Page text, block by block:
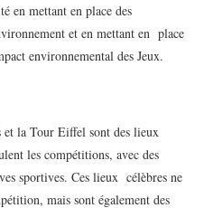
en mettant en place des
et en mettant en place
environnemental des Jeux.
et la Tour Eiffel sont des lieux
les compétitions, avec des
sportives. Ces lieux célèbres ne
mais sont également des